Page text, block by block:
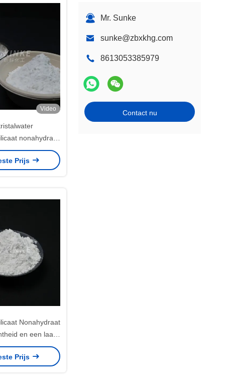
Mr. Sunke
sunke@zbxkhg.com
8613053385979
Contact nu
Video
nonahydraat
normale
13517-24-3
Prijs
Nonahydraat
en een laag
54%
Prijs